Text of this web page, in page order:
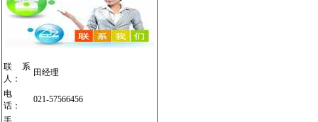
联系
人：
田经理
电
话：
021-57566456